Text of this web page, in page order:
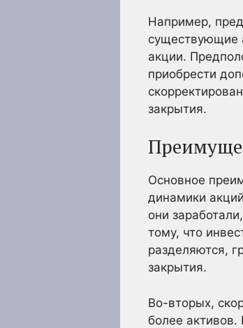
Например,
существующие
акции.
приобрести
закрытия.
Основное
динамики
они
тому, что
разделяются,
закрытия.
Во-вторых,
более